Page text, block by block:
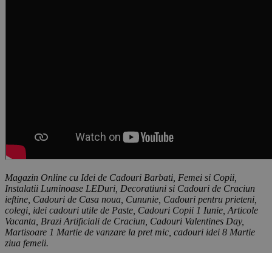
Magazin Online cu Idei de Cadouri Barbati, Femei si Copii,
Instalatii Luminoase LEDuri, Decoratiuni si Cadouri de Craciun
ieftine, Cadouri de Casa noua, Cununie, Cadouri pentru prieteni,
colegi, idei cadouri utile de Paste, Cadouri Copii 1 Iunie, Articole
Vacanta, Brazi Artificiali de Craciun, Cadouri Valentines Day,
Martisoare 1 Martie de vanzare la pret mic, cadouri idei 8 Martie
ziua femeii.